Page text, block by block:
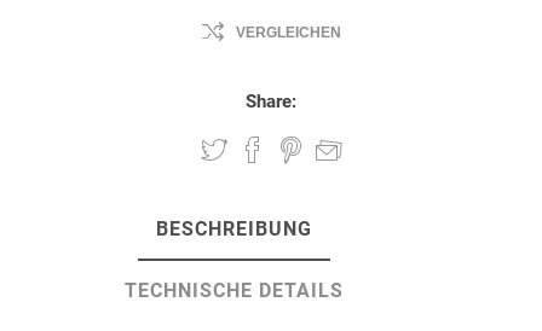
VERGLEICHEN
Share:
BESCHREIBUNG
TECHNISCHE DETAILS